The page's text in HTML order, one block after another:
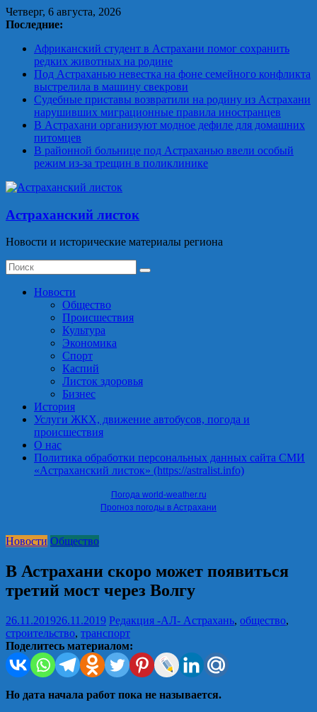
Skip
to
Четверг, 6 августа, 2026
Последние:
Африканский студент в Астрахани помог сохранить
редких животных на родине
Под Астраханью невестка на фоне семейного конфликта
выстрелила в машину свекрови
Судебные приставы возвратили на родину из Астрахани
нарушивших миграционные правила иностранцев
В Астрахани организуют модное дефиле для домашних
питомцев
В районной больнице под Астраханью ввели особый
режим из‑за трещин в поликлинике
Астраханский листок
Новости и исторические материалы региона
Новости
Общество
Происшествия
Культура
Экономика
Спорт
Каспий
Листок здоровья
Бизнес
История
Услуги ЖКХ, движение автобусов, погода и
происшествия
О нас
Политика обработки персональных данных сайта СМИ
«Астраханский листок» (https://astralist.info)
Погода world-weather.ru
Прогноз погоды в Астрахани
Новости Общество
В Астрахани скоро может появиться
третий мост через Волгу
26.11.201926.11.2019 Редакция -АЛ- Астрахань, общество,
строительство, транспорт
Поделитесь материалом:
Но дата начала работ пока не называется.